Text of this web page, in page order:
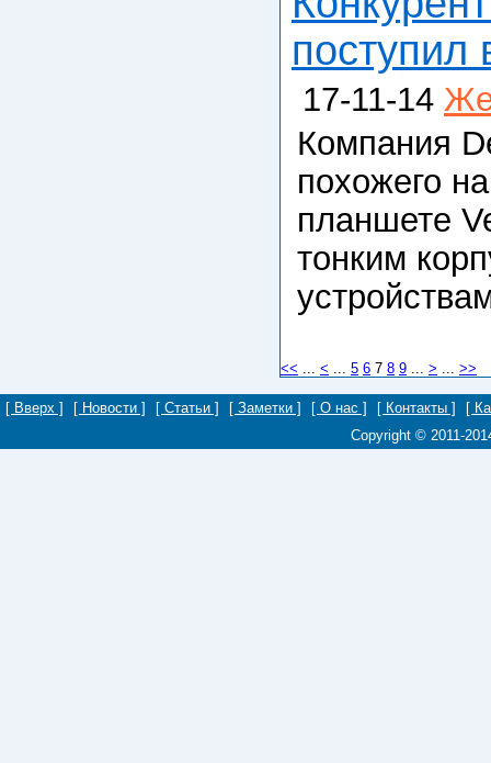
поступил
17-11-14
Компания
похожего
планшете
тонким
<< ... < ... 5 6 7 8 9 ... > ... >>
[ Вверх ] [ Новости ] [ Статьи ] [ Заметки ] [ О нас ] [ Контакты ]
[
Copyright © 2011-